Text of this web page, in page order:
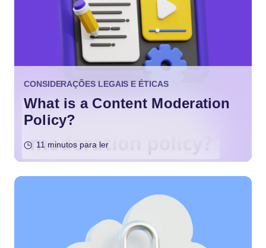
CONSIDERAÇÕES LEGAIS E ÉTICAS
What is a Content Moderation
Policy?
11 minutos para ler